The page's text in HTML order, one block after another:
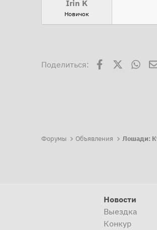
Irin K
Новичок
Поделиться: Facebook
Форумы Объявления Лошади:
Новости
Выездка
Конкур